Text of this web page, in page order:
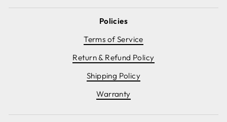
Policies
Terms of Service
Return & Refund Policy
Shipping Policy
Warranty